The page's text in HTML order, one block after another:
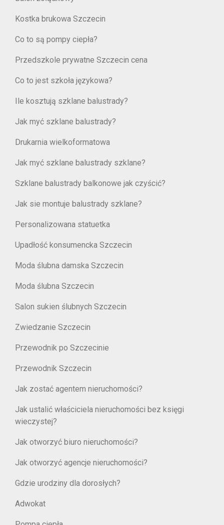
Kostka brukowa Szczecin
Co to są pompy ciepła?
Przedszkole prywatne Szczecin cena
Co to jest szkoła językowa?
Ile kosztują szklane balustrady?
Jak myć szklane balustrady?
Drukarnia wielkoformatowa
Jak myć szklane balustrady szklane?
Szklane balustrady balkonowe jak czyścić?
Jak sie montuje balustrady szklane?
Personalizowana statuetka
Upadłość konsumencka Szczecin
Moda ślubna damska Szczecin
Moda ślubna Szczecin
Salon sukien ślubnych Szczecin
Zwiedzanie Szczecin
Przewodnik po Szczecinie
Przewodnik Szczecin
Jak zostać agentem nieruchomości?
Jak ustalić właściciela nieruchomości bez księgi
wieczystej?
Jak otworzyć biuro nieruchomości?
Jak otworzyć agencje nieruchomości?
Gdzie urodziny dla dorosłych?
Adwokat